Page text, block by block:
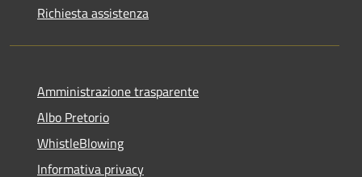
Richiesta assistenza
Amministrazione trasparente
Albo Pretorio
WhistleBlowing
Informativa privacy